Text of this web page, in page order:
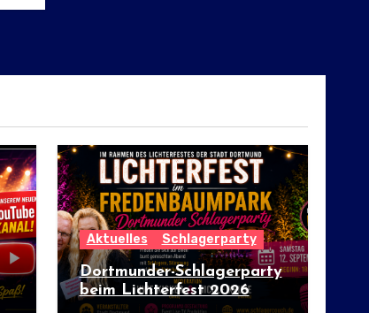
Aktuelles Schlagerparty
Dortmunder-Schlagerparty
beim Lichterfest 2026